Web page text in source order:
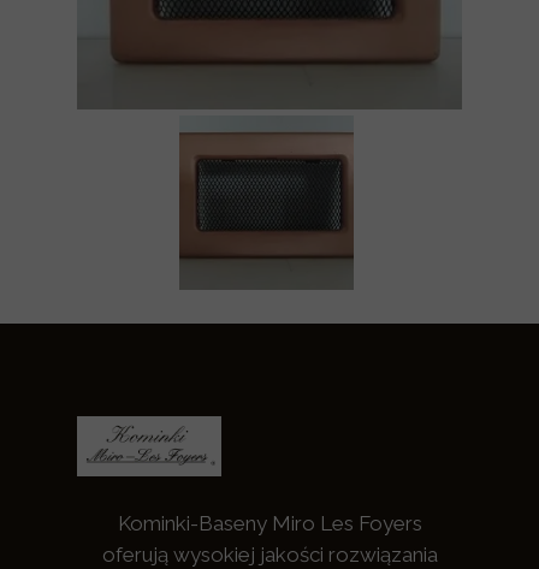
Kominki-Baseny Miro Les Foyers
oferują wysokiej jakości rozwiązania